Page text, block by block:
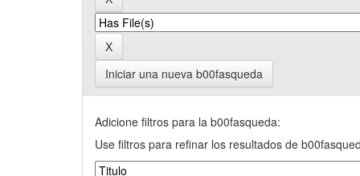
Iniciar una nueva b00fasqueda
Adicione filtros para la b00fasqueda:
Use filtros para refinar los resultados de